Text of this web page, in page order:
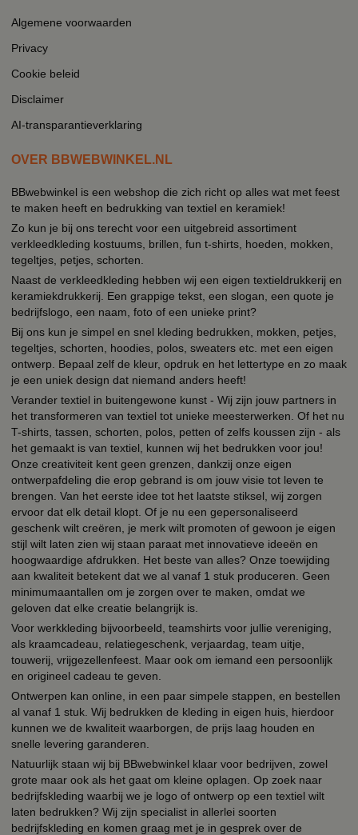
Algemene voorwaarden
Privacy
Cookie beleid
Disclaimer
AI-transparantieverklaring
OVER BBWEBWINKEL.NL
BBwebwinkel is een webshop die zich richt op alles wat met feest
te maken heeft en bedrukking van textiel en keramiek!
Zo kun je bij ons terecht voor een uitgebreid assortiment
verkleedkleding kostuums, brillen, fun t-shirts, hoeden, mokken,
tegeltjes, petjes, schorten.
Naast de verkleedkleding hebben wij een eigen textieldrukkerij en
keramiekdrukkerij. Een grappige tekst, een slogan, een quote je
bedrijfslogo, een naam, foto of een unieke print?
Bij ons kun je simpel en snel kleding bedrukken, mokken, petjes,
tegeltjes, schorten, hoodies, polos, sweaters etc. met een eigen
ontwerp. Bepaal zelf de kleur, opdruk en het lettertype en zo maak
je een uniek design dat niemand anders heeft!
Verander textiel in buitengewone kunst - Wij zijn jouw partners in
het transformeren van textiel tot unieke meesterwerken. Of het nu
T-shirts, tassen, schorten, polos, petten of zelfs koussen zijn - als
het gemaakt is van textiel, kunnen wij het bedrukken voor jou!
Onze creativiteit kent geen grenzen, dankzij onze eigen
ontwerpafdeling die erop gebrand is om jouw visie tot leven te
brengen. Van het eerste idee tot het laatste stiksel, wij zorgen
ervoor dat elk detail klopt. Of je nu een gepersonaliseerd
geschenk wilt creëren, je merk wilt promoten of gewoon je eigen
stijl wilt laten zien wij staan paraat met innovatieve ideeën en
hoogwaardige afdrukken. Het beste van alles? Onze toewijding
aan kwaliteit betekent dat we al vanaf 1 stuk produceren. Geen
minimumaantallen om je zorgen over te maken, omdat we
geloven dat elke creatie belangrijk is.
Voor werkkleding bijvoorbeeld, teamshirts voor jullie vereniging,
als kraamcadeau, relatiegeschenk, verjaardag, team uitje,
touwerij, vrijgezellenfeest. Maar ook om iemand een persoonlijk
en origineel cadeau te geven.
Ontwerpen kan online, in een paar simpele stappen, en bestellen
al vanaf 1 stuk. Wij bedrukken de kleding in eigen huis, hierdoor
kunnen we de kwaliteit waarborgen, de prijs laag houden en
snelle levering garanderen.
Natuurlijk staan wij bij BBwebwinkel klaar voor bedrijven, zowel
grote maar ook als het gaat om kleine oplagen. Op zoek naar
bedrijfskleding waarbij we je logo of ontwerp op een textiel wilt
laten bedrukken? Wij zijn specialist in allerlei soorten
bedrijfskleding en komen graag met je in gesprek over de